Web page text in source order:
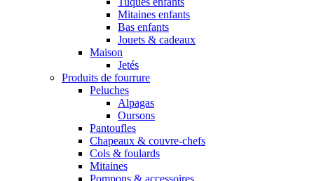
Mitaines enfants
Bas enfants
Jouets & cadeaux
Maison
Jetés
Produits de fourrure
Peluches
Alpagas
Oursons
Pantoufles
Chapeaux & couvre-chefs
Cols & foulards
Mitaines
Pompons & accessoires